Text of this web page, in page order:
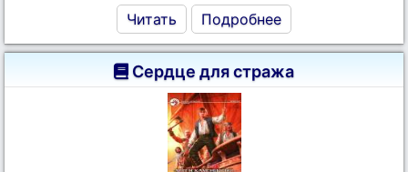
Читать Подробнее
Сердце для стража